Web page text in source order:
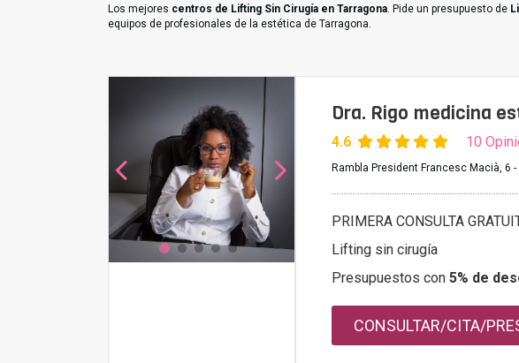
Los mejores centros de Lifting Sin Cirugía en Tarragona. Pide un presupuesto de
equipos de profesionales de la estética de Tarragona.
Dra. Rigo medicina
4.6 10
Rambla President Francesc Macià, 6
PRIMERA CONSULTA
Lifting sin cirugía
Presupuestos con 5% de
CONSULTAR/CITA/